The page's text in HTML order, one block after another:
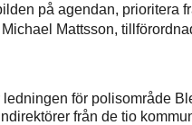
på agendan, prioritera
Mattsson,
för polisområde
från de tio